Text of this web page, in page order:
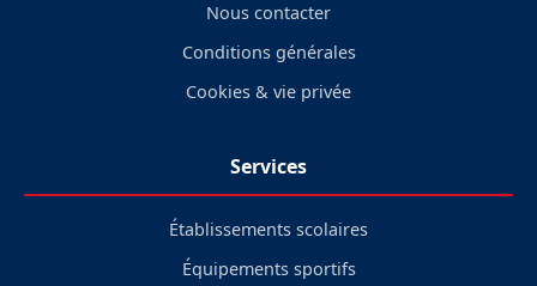
Nous contacter
Conditions générales
Cookies & vie privée
Services
Établissements scolaires
Équipements sportifs